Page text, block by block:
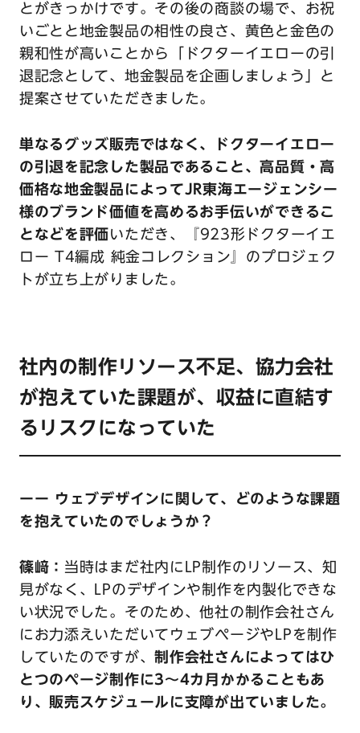
とがきっかけです。その後の商談の場で、お祝
いごとと地金製品の相性の良さ、黄色と金色の
親和性が高いことから「ドクターイエローの引
退記念として、地金製品を企画しましょう」と
提案させていただきました。
単なるグッズ販売ではなく、ドクターイエロー
の引退を記念した製品であること、高品質・高
価格な地金製品によってJR東海エージェンシー
様のブランド価値を高めるお手伝いができるこ
となどを評価いただき、『923形ドクターイエ
ロー T4編成 純金コレクション』のプロジェク
トが立ち上がりました。
社内の制作リソース不足、協力会社
が抱えていた課題が、収益に直結す
るリスクになっていた
ーー ウェブデザインに関して、どのような課題
を抱えていたのでしょうか？
篠﨑： 当時はまだ社内にLP制作のリソース、知
見がなく、LPのデザインや制作を内製化できな
い状況でした。そのため、他社の制作会社さん
にお力添えいただいてウェブページやLPを制作
していたのですが、制作会社さんによってはひ
とつのページ制作に3〜4カ月かかることもあ
り、販売スケジュールに支障が出ていました。